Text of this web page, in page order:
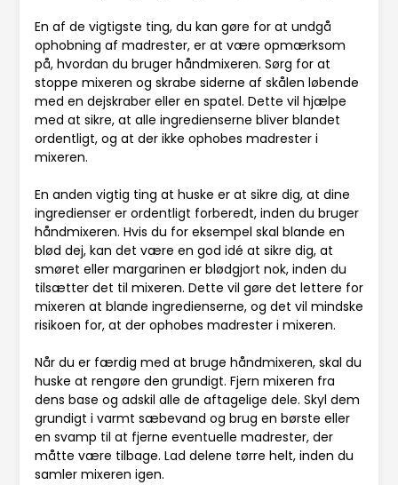
En af de vigtigste ting, du kan gøre for at undgå
ophobning af madrester, er at være opmærksom
på, hvordan du bruger håndmixeren. Sørg for at
stoppe mixeren og skrabe siderne af skålen løbende
med en dejskraber eller en spatel. Dette vil hjælpe
med at sikre, at alle ingredienserne bliver blandet
ordentligt, og at der ikke ophobes madrester i
mixeren.
En anden vigtig ting at huske er at sikre dig, at dine
ingredienser er ordentligt forberedt, inden du bruger
håndmixeren. Hvis du for eksempel skal blande en
blød dej, kan det være en god idé at sikre dig, at
smøret eller margarinen er blødgjort nok, inden du
tilsætter det til mixeren. Dette vil gøre det lettere for
mixeren at blande ingredienserne, og det vil mindske
risikoen for, at der ophobes madrester i mixeren.
Når du er færdig med at bruge håndmixeren, skal du
huske at rengøre den grundigt. Fjern mixeren fra
dens base og adskil alle de aftagelige dele. Skyl dem
grundigt i varmt sæbevand og brug en børste eller
en svamp til at fjerne eventuelle madrester, der
måtte være tilbage. Lad delene tørre helt, inden du
samler mixeren igen.